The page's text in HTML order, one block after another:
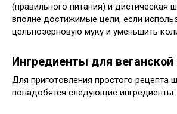
(правильного питания) и диетическая
вполне достижимые цели‚ если
цельнозерновую муку и уменьшить
Ингредиенты для
Для приготовления простого рецепта
понадобятся следующие ингредиенты: